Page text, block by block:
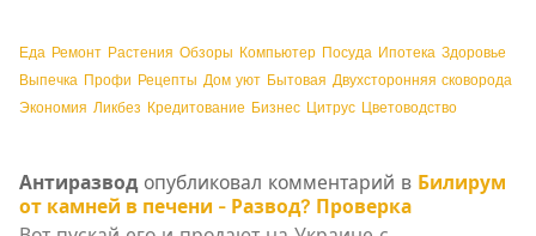
Еда Ремонт Растения Обзоры Компьютер Посуда Ипотека Здоровье
Выпечка Профи Рецепты Дом уют Бытовая Двухсторонняя сковорода
Экономия Ликбез Кредитование Бизнес Цитрус Цветоводство
Антиразводопубликовал комментарий в Билирум
от камней в печени - Развод? Проверка